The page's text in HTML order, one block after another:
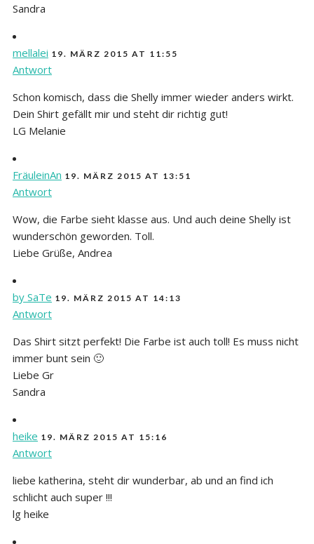
Sandra
mellalei 19. MÄRZ 2015 AT 11:55
Antwort
Schon komisch, dass die Shelly immer wieder anders wirkt.
Dein Shirt gefällt mir und steht dir richtig gut!
LG Melanie
FräuleinAn 19. MÄRZ 2015 AT 13:51
Antwort
Wow, die Farbe sieht klasse aus. Und auch deine Shelly ist
wunderschön geworden. Toll.
Liebe Grüße, Andrea
by SaTe 19. MÄRZ 2015 AT 14:13
Antwort
Das Shirt sitzt perfekt! Die Farbe ist auch toll! Es muss nicht
immer bunt sein 🙂
Liebe Gr
Sandra
heike 19. MÄRZ 2015 AT 15:16
Antwort
liebe katherina, steht dir wunderbar, ab und an find ich
schlicht auch super !!!
lg heike